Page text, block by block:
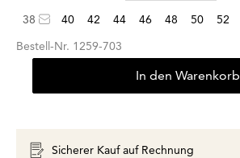
38 40 42 44 46 48 50 52
Bestell-Nr. 1259-703
In den Warenkorb
Sicherer Kauf auf Rechnung